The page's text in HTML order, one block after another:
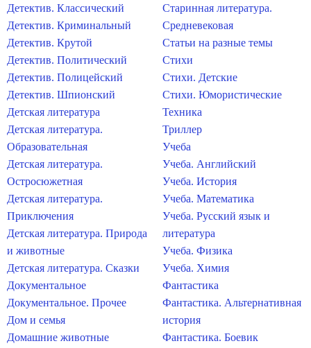
Детектив. Классический
Детектив. Криминальный
Детектив. Крутой
Детектив. Политический
Детектив. Полицейский
Детектив. Шпионский
Детская литература
Детская литература.
Образовательная
Детская литература.
Остросюжетная
Детская литература.
Приключения
Детская литература. Природа
и животные
Детская литература. Сказки
Документальное
Документальное. Прочее
Дом и семья
Домашние животные
Старинная литература.
Средневековая
Статьи на разные темы
Стихи
Стихи. Детские
Стихи. Юмористические
Техника
Триллер
Учеба
Учеба. Английский
Учеба. История
Учеба. Математика
Учеба. Русский язык и
литература
Учеба. Физика
Учеба. Химия
Фантастика
Фантастика. Альтернативная
история
Фантастика. Боевик